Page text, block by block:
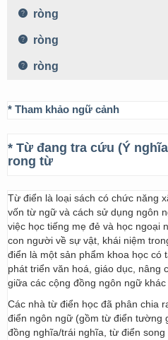
ròng
ròng
ròng
* Tham khảo ngữ cảnh
* Từ đang tra cứu (Ý
rong từ
Từ điển là loại sách có chức năng
vốn từ ngữ và cách sử dụng ngôn
việc học tiếng mẹ đẻ và học ngoại
con người về sự vật, khái niệm
điển là một sản phẩm khoa học có
phát triển văn hoá, giáo dục, nâng
giữa các cộng đồng ngôn ngữ khác
Các nhà từ điển học đã phân chia
điển ngôn ngữ (gồm từ điển tường
đồng nghĩa/trái nghĩa, từ điển